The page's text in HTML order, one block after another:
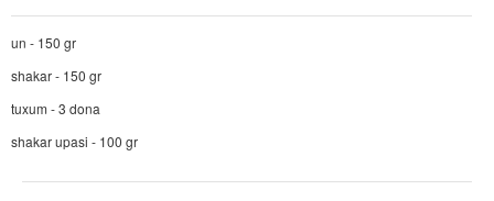
un - 150 gr
shakar - 150 gr
tuxum - 3 dona
shakar upasi - 100 gr